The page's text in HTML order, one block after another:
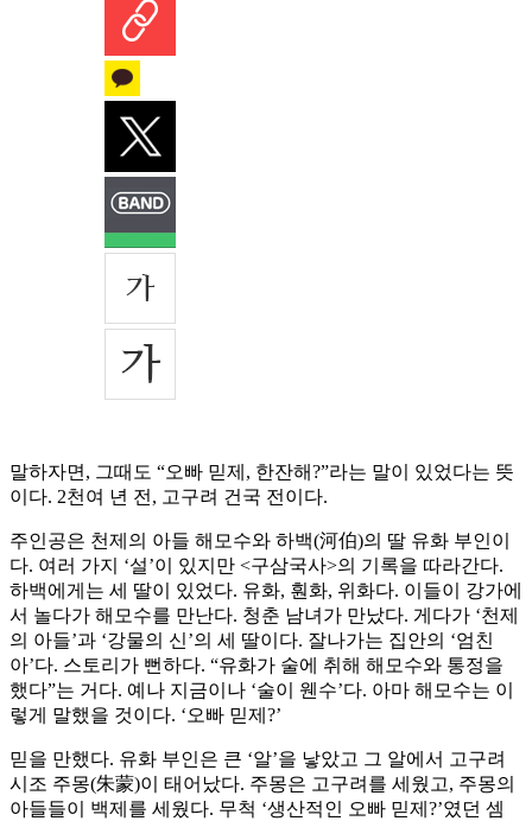
말하자면, 그때도 “오빠 믿제, 한잔해?”라는 말이 있었다는 뜻
이다. 2천여 년 전, 고구려 건국 전이다.
주인공은 천제의 아들 해모수와 하백(河伯)의 딸 유화 부인이
다. 여러 가지 ‘설’이 있지만 <구삼국사>의 기록을 따라간다.
하백에게는 세 딸이 있었다. 유화, 훤화, 위화다. 이들이 강가에
서 놀다가 해모수를 만난다. 청춘 남녀가 만났다. 게다가 ‘천제
의 아들’과 ‘강물의 신’의 세 딸이다. 잘나가는 집안의 ‘엄친
아’다. 스토리가 뻔하다. “유화가 술에 취해 해모수와 통정을
했다”는 거다. 예나 지금이나 ‘술이 웬수’다. 아마 해모수는 이
렇게 말했을 것이다. ‘오빠 믿제?’
믿을 만했다. 유화 부인은 큰 ‘알’을 낳았고 그 알에서 고구려
시조 주몽(朱蒙)이 태어났다. 주몽은 고구려를 세웠고, 주몽의
아들들이 백제를 세웠다. 무척 ‘생산적인 오빠 믿제?’였던 셈